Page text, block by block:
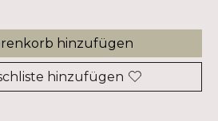
hinzufügen
hinzufügen